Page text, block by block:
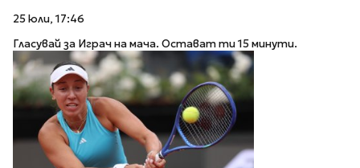
25 юли, 17:46
Гласувай за Играч на мача. Остават ти 15 минути.